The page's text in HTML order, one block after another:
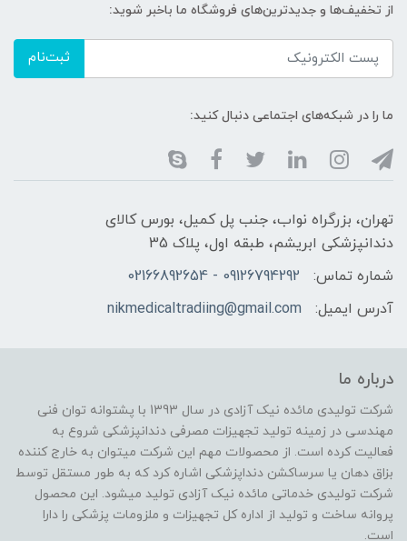
از تخفیف‌ها و جدیدترین‌های فروشگاه ما باخبر شوید:
ثبت‌نام
ما را در شبکه‌های اجتماعی دنبال کنید:
تهران، بزرگراه نواب، جنب پل کمیل، بورس کالای
دندانپزشکی ابریشم، طبقه اول، پلاک 35
شماره تماس:
09126794292 - 02166892654
آدرس ایمیل:
nikmedicaltradiing@gmail.com
درباره ما
شرکت تولیدی مائده نیک آزادی در سال 1393 با پشتوانه توان فنی
مهندسی در زمینه تولید تجهیزات مصرفی دندانپزشکی شروع به
فعالیت کرده است. از محصولات مهم این شرکت میتوان به خارج کننده
بزاق دهان یا سرساکشن دنداپزشکی اشاره کرد که به طور مستقل توسط
شرکت تولیدی خدماتی مائده نیک آزادی تولید میشود. این محصول
پروانه ساخت و تولید از اداره کل تجهیزات و ملزومات پزشکی را دارا
است.